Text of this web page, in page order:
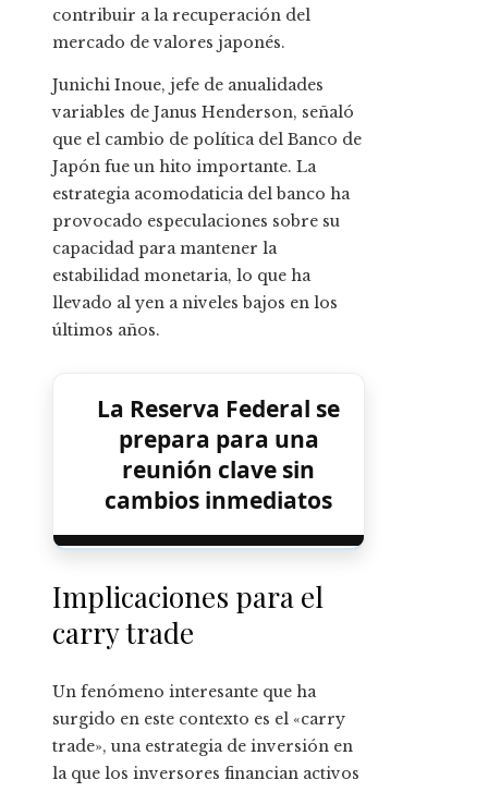
contribuir a la recuperación del
mercado de valores japonés.
Junichi Inoue, jefe de anualidades
variables de Janus Henderson, señaló
que el cambio de política del Banco de
Japón fue un hito importante. La
estrategia acomodaticia del banco ha
provocado especulaciones sobre su
capacidad para mantener la
estabilidad monetaria, lo que ha
llevado al yen a niveles bajos en los
últimos años.
La Reserva Federal se
prepara para una
reunión clave sin
cambios inmediatos
Implicaciones para el
carry trade
Un fenómeno interesante que ha
surgido en este contexto es el «carry
trade», una estrategia de inversión en
la que los inversores financian activos